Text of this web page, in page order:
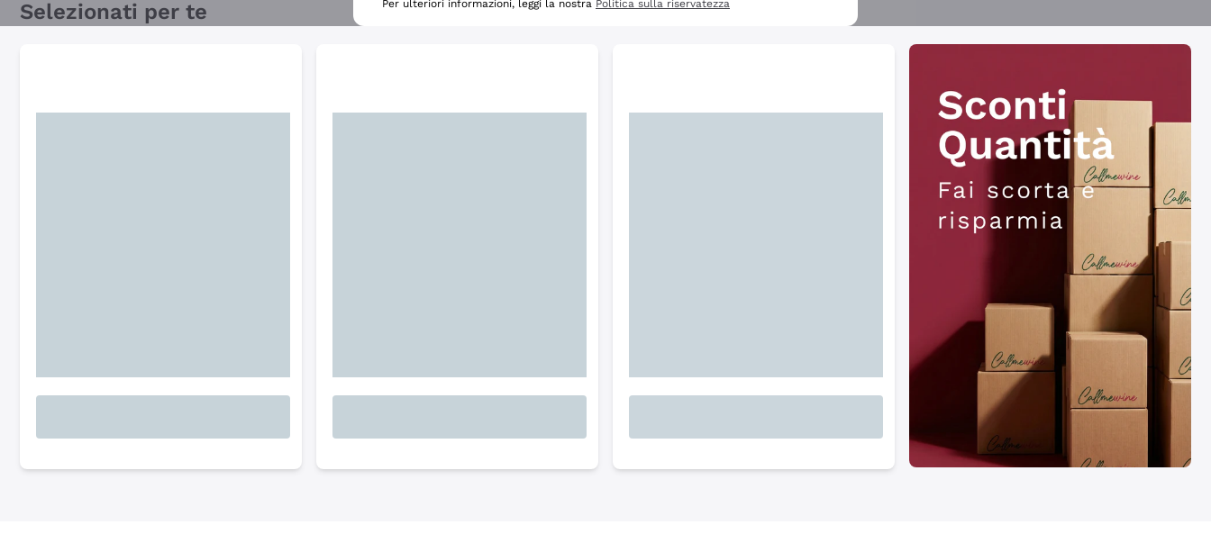
Selezionati per te Per ulteriori informazioni, leggi la nostra Politica sulla riservatezza